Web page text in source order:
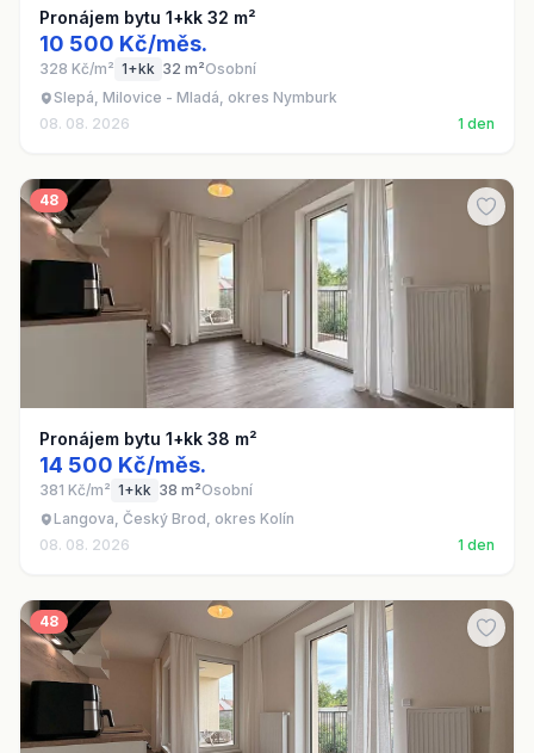
Pronájem bytu 1+kk 32 m²
10 500 Kč/měs.
328 Kč/m² 1+kk 32 m²Osobní
Slepá, Milovice - Mladá, okres Nymburk
08. 08. 2026
1 den
48
Pronájem bytu 1+kk 38 m²
14 500 Kč/měs.
381 Kč/m² 1+kk 38 m²Osobní
Langova, Český Brod, okres Kolín
08. 08. 2026
1 den
48